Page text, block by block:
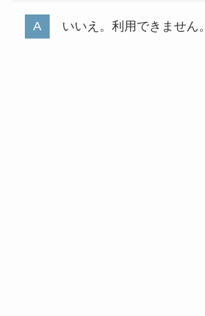
いいえ。利用できません。